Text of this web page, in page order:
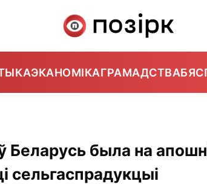
ЭКАНОМІКАГРАМАДСТВА
Беларусь была на
сельгаспрадукцыі